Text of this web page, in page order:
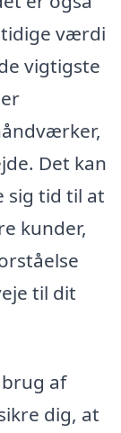
værdi
vigtigste
Det kan
sig tid til at
kunder,
til dit
af
dig, at